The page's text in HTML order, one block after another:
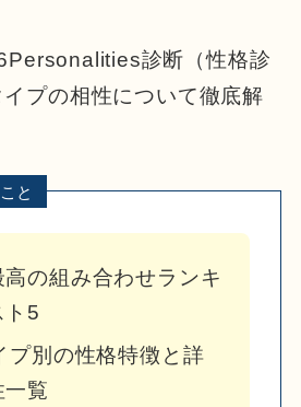
診断（性格診
プの相性について徹底解
の組み合わせランキ
ト5
プ別の性格特徴と詳
覧